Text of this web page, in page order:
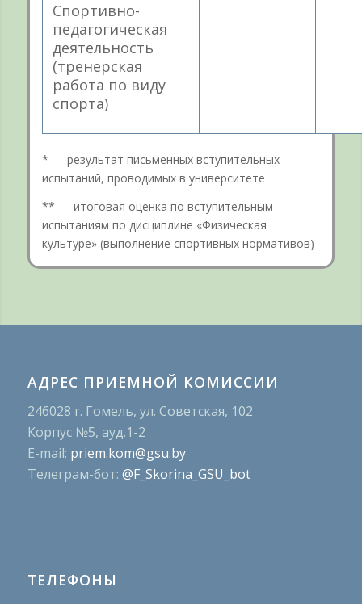
Спортивно-
педагогическая
деятельность
(тренерская
работа по виду
спорта)
* — результат письменных вступительных
испытаний, проводимых в университете
** — итоговая оценка по вступительным
испытаниям по дисциплине «Физическая
культуре» (выполнение спортивных нормативов)
АДРЕС ПРИЕМНОЙ КОМИССИИ
246028 г. Гомель, ул. Советская, 102
Корпус №5, ауд.1-2
E-mail: priem.kom@gsu.by
Телеграм-бот: @F_Skorina_GSU_bot
ТЕЛЕФОНЫ